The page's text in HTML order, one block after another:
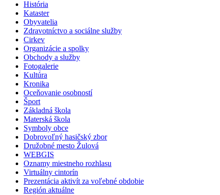
História
Kataster
Obyvatelia
Zdravotníctvo a sociálne služby
Cirkev
Organizácie a spolky
Obchody a služby
Fotogalerie
Kultúra
Kronika
Oceňovanie osobností
Šport
Základná škola
Materská škola
Symboly obce
Dobrovoľný hasičský zbor
Družobné mesto Žulová
WEBGIS
Oznamy miestneho rozhlasu
Virtuálny cintorín
Prezentácia aktivít za voľebné obdobie
Región aktuálne